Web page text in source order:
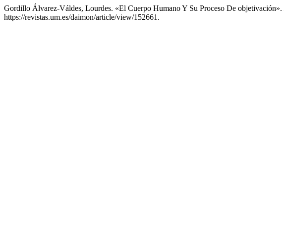
Gordillo Álvarez-Váldes, Lourdes. «El Cuerpo Humano Y Su Proceso De objetivación».
https://revistas.um.es/daimon/article/view/152661.